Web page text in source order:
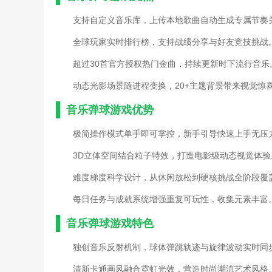
支持自定义音乐库，上传本地歌曲自动生成专属节奏
全球玩家实时排行榜，支持战绩分享与好友竞技挑战。
超过30首官方授权热门金曲，持续更新时下流行音乐
动态光影场景随进程变换，20+主题背景带来视觉惊喜
音乐弹球游戏优势
极简操作模式单手即可掌控，新手引导快速上手无压
3D立体空间结合粒子特效，打造电影级动态视觉体验
难度梯度科学设计，从休闲放松到硬核挑战全阶段覆
每日任务与成就系统增强重复可玩性，收集元素丰富。
音乐弹球游戏特色
独创音乐反射机制，球体弹跳轨迹与旋律波动实时同
清新卡通画风融合霓虹光效，营造时尚潮流艺术风格。